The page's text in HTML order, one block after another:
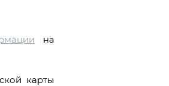
на
карты